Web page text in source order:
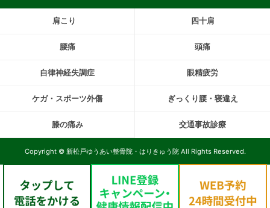
肩こり 四十肩
腰痛 頭痛
自律神経失調症 眼精疲労
ケガ・スポーツ外傷 ぎっくり腰・寝違え
膝の痛み 交通事故診療
Copyright © 新松戸ゆうあい整骨院・はりきゅう院 All Rights Reserved.